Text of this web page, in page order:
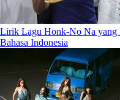
Lirik Lagu Honk-No Na yang
Bahasa Indonesia